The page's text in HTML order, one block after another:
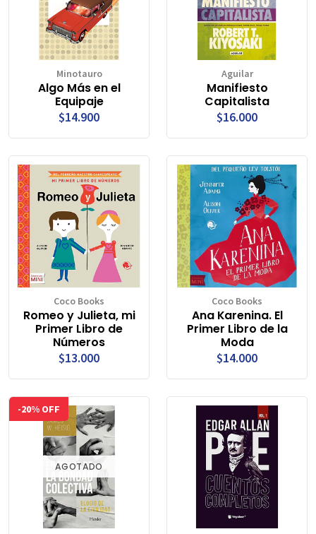
Minotauro
Algo Más en el
Equipaje
$14.900
Aguilar
Manifiesto
Capitalista
$16.000
Coco Books
Romeo y Julieta, mi
Primer Libro de
Números
$13.000
Coco Books
Ana Karenina. El
Primer Libro de la
Moda
$14.000
-20% OFF
AGOTADO